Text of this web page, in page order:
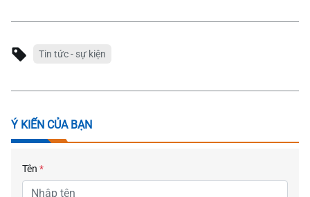
Tin tức - sự kiện
Ý KIẾN CỦA BẠN
Tên *